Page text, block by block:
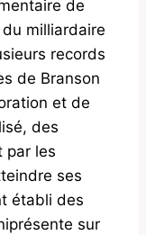
de
milliardaire
records
de Branson
et de
des
par les
ses
établi des
sur